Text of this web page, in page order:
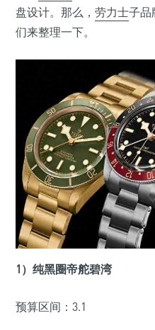
盘设计。那么， 劳力士子品
们来整理一下。
1）纯黑圈帝舵碧湾
预算区间：3.1